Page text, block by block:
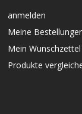
anmelden
Meine
Mein Wunschzettel
Produkte